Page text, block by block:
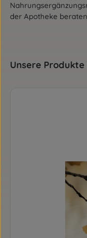
der Apotheke
Produktgalerie
Unsere